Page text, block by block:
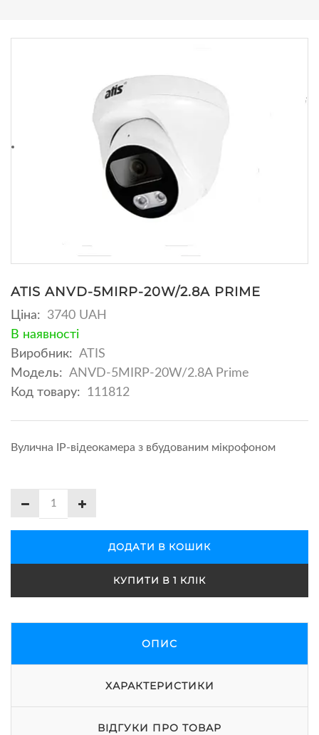
ATIS ANVD-5MIRP-20W/2.8A PRIME
Ціна:
3740 UAH
В наявності
Виробник: ATIS
Модель: ANVD-5MIRP-20W/2.8A Prime
Код товару:
111812
Вулична IP-відеокамера з вбудованим мікрофоном
ДОДАТИ В КОШИК
КУПИТИ В 1 КЛІК
ОПИС
ХАРАКТЕРИСТИКИ
ВІДГУКИ ПРО ТОВАР